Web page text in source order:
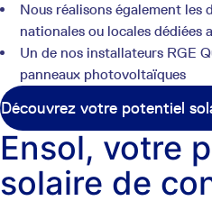
Nous réalisons également les
nationales ou locales dédiées
Un de nos installateurs RGE
panneaux photovoltaïques
Découvrez votre potentiel
Ensol, votre
solaire de